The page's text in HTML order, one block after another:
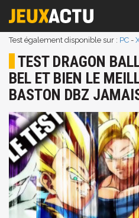
Test également disponible sur : PC -
TEST DRAGON
BEL ET BIEN LE
BASTON DBZ